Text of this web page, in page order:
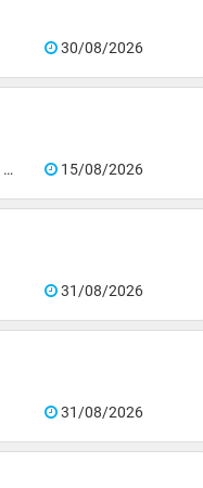
30/08/2026
15/08/2026
31/08/2026
31/08/2026